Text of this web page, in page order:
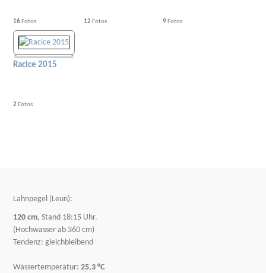
16 Fotos 12 Fotos 9 Fotos
Racice 2015
2 Fotos
Lahnpegel (Leun):
120 cm, Stand 18:15 Uhr.
(Hochwasser ab 360 cm)
Tendenz: gleichbleibend
Wassertemperatur:25,3 °C